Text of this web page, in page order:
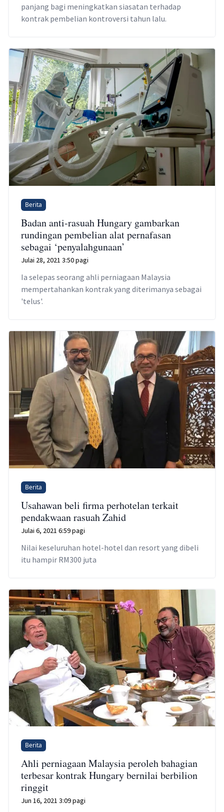
panjang bagi meningkatkan siasatan terhadap
kontrak pembelian kontroversi tahun lalu.
Berita
Badan anti-rasuah Hungary gambarkan
rundingan pembelian alat pernafasan
sebagai ‘penyalahgunaan’
Julai 28, 2021 3:50 pagi
Ia selepas seorang ahli perniagaan Malaysia
mempertahankan kontrak yang diterimanya sebagai
'telus'.
Berita
Usahawan beli firma perhotelan terkait
pendakwaan rasuah Zahid
Julai 6, 2021 6:59 pagi
Nilai keseluruhan hotel-hotel dan resort yang dibeli
itu hampir RM300 juta
Berita
Ahli perniagaan Malaysia peroleh bahagian
terbesar kontrak Hungary bernilai berbilion
ringgit
Jun 16, 2021 3:09 pagi